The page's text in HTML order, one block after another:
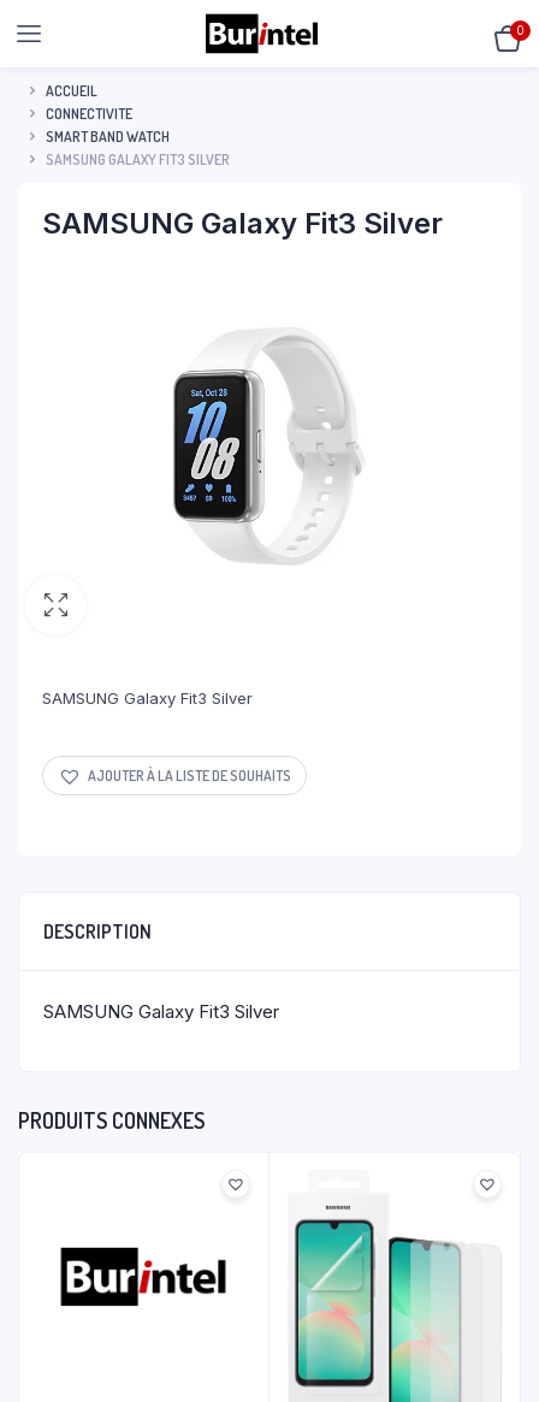
0
ACCUEIL
CONNECTIVITE
SMART BAND WATCH
SAMSUNG GALAXY FIT3 SILVER
SAMSUNG Galaxy Fit3 Silver
SAMSUNG Galaxy Fit3 Silver
AJOUTER À LA LISTE DE SOUHAITS
DESCRIPTION
SAMSUNG Galaxy Fit3 Silver
PRODUITS CONNEXES